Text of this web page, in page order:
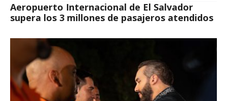
Aeropuerto Internacional de El Salvador
supera los 3 millones de pasajeros atendidos